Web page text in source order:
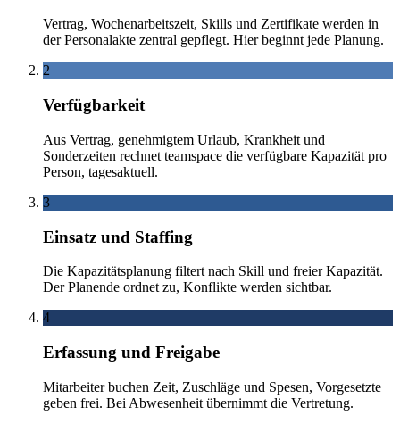
Vertrag, Wochenarbeitszeit, Skills und Zertifikate werden in
der Personalakte zentral gepflegt. Hier beginnt jede Planung.
2
Verfügbarkeit
Aus Vertrag, genehmigtem Urlaub, Krankheit und
Sonderzeiten rechnet teamspace die verfügbare Kapazität pro
Person, tagesaktuell.
3
Einsatz und Staffing
Die Kapazitätsplanung filtert nach Skill und freier Kapazität.
Der Planende ordnet zu, Konflikte werden sichtbar.
4
Erfassung und Freigabe
Mitarbeiter buchen Zeit, Zuschläge und Spesen, Vorgesetzte
geben frei. Bei Abwesenheit übernimmt die Vertretung.